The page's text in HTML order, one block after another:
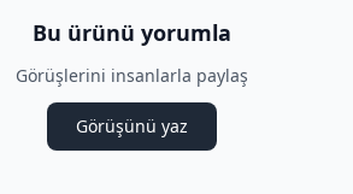
Bu ürünü yorumla
Görüşlerini insanlarla paylaş
Görüşünü yaz